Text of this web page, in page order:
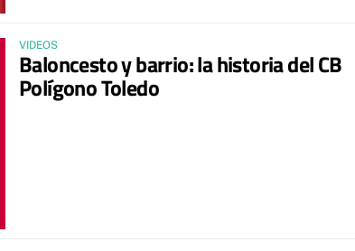
VIDEOS
Baloncesto y barrio: la historia del CB
Polígono Toledo